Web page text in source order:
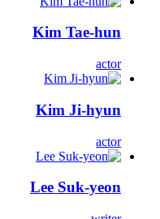
Kim Tae-hun
actor
Kim Ji-hyun
actor
Lee Suk-yeon